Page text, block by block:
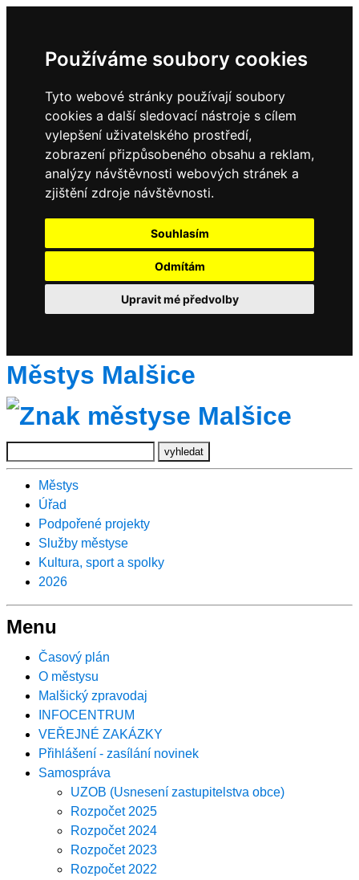
Používáme soubory cookies
Tyto webové stránky používají soubory
cookies a další sledovací nástroje s cílem
vylepšení uživatelského prostředí,
zobrazení přizpůsobeného obsahu a reklam,
analýzy návštěvnosti webových stránek a
zjištění zdroje návštěvnosti.
Souhlasím
Odmítám
Upravit mé předvolby
Městys Malšice
Městys
Úřad
Podpořené projekty
Služby městyse
Kultura, sport a spolky
2026
Menu
Časový plán
O městysu
Malšický zpravodaj
INFOCENTRUM
VEŘEJNÉ ZAKÁZKY
Přihlášení - zasílání novinek
Samospráva
UZOB (Usnesení zastupitelstva obce)
Rozpočet 2025
Rozpočet 2024
Rozpočet 2023
Rozpočet 2022